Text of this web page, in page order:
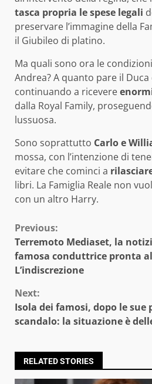
tasca propria le spese legali
preservare l’immagine della
il Giubileo di platino.
Ma quali sono ora le
Andrea? A quanto pare il Duca
continuando a ricevere
dalla Royal Family,
lussuosa.
Sono soprattutto Carlo e
mossa, con l’intenzione di
evitare che cominci a
libri. La Famiglia Reale non
con un altro Harry.
Continue
Reading
Previous:
Terremoto Mediaset, la
famosa conduttrice pronta
L’indiscrezione
Next:
Isola dei famosi, dopo le sue
scandalo: la situazione è
RELATED STORIES